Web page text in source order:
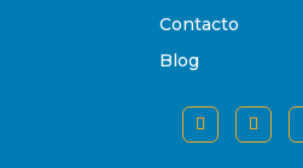
Contacto
Blog